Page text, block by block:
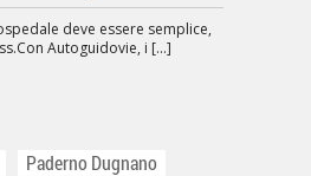
deve essere semplice,
Autoguidovie, i [...]
Paderno Dugnano